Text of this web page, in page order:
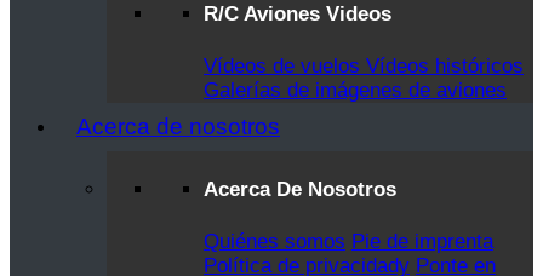
R/C Aviones Videos
Vídeos de vuelos Vídeos históricos
Galerías de imágenes de aviones
Acerca de nosotros
Acerca De Nosotros
Quiénes somos Pie de imprenta
Política de privacidady Ponte en